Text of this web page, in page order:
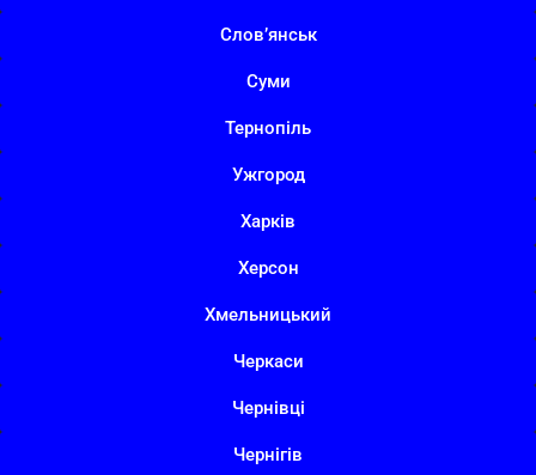
Слов’янськ
Суми
Тернопіль
Ужгород
Харків
Херсон
Хмельницький
Черкаси
Чернівці
Чернігів